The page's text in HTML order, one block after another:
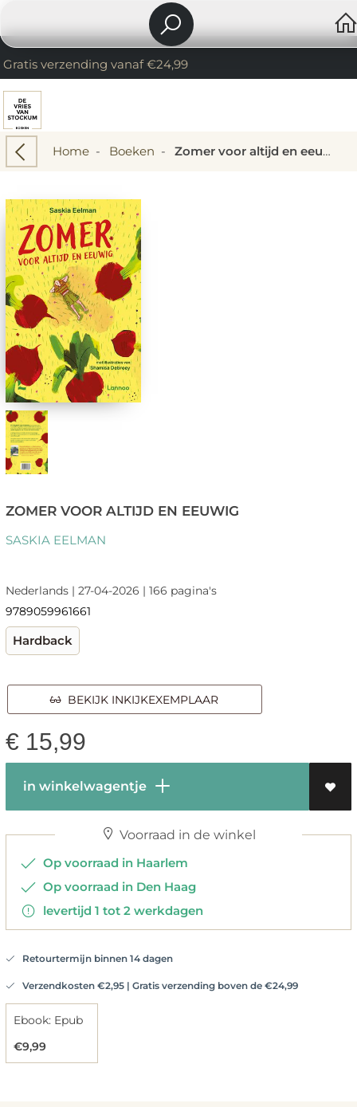
Gratis verzending vanaf €24,99
Home- Boeken - Zomer voor altijd en eeuwig
ZOMER VOOR ALTIJD EN EEUWIG
SASKIA EELMAN
Nederlands | 27-04-2026 | 166 pagina's
9789059961661
Hardback
BEKIJK INKIJKEXEMPLAAR
€ 15,99
in winkelwagentje
Voorraad in de winkel
Op voorraad in Haarlem
Op voorraad in Den Haag
levertijd 1 tot 2 werkdagen
Retourtermijn binnen 14 dagen
Verzendkosten €2,95 | Gratis verzending boven de €24,99
Ebook: Epub
€9,99